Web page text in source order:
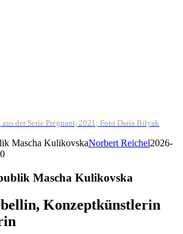
der Serie Pregnant, 2021; Foto Daria Bilyak
Mascha KulikovskaNorbert Reichel2026-
Mascha Kulikovska
Konzeptkünstlerin